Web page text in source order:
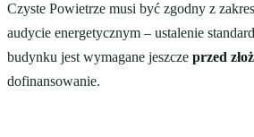
Czyste Powietrze musi być zgodny z
audycie energetycznym – ustalenie
budynku jest wymagane jeszcze przed
dofinansowanie.